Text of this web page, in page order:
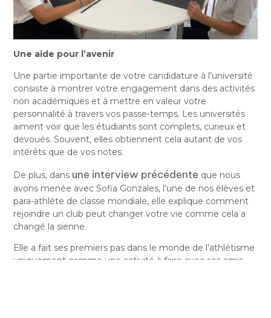
Une aide pour l’avenir
Une partie importante de votre candidature à l’université
consiste à montrer votre engagement dans des activités
non académiques et à mettre en valeur votre
personnalité à travers vos passe-temps. Les universités
aiment voir que les étudiants sont complets, curieux et
dévoués. Souvent, elles obtiennent cela autant de vos
intérêts que de vos notes.
De plus, dans une interview précédente que nous
avons menée avec Sofia Gonzales, l’une de nos élèves et
para-athlète de classe mondiale, elle explique comment
rejoindre un club peut changer votre vie comme cela a
changé la sienne.
Elle a fait ses premiers pas dans le monde de l’athlétisme
uniquement comme une activité à faire avec ses amis.